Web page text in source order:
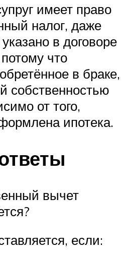
имеет право
налог, даже
в договоре
что
в браке,
собственностью
от того,
ипотека.
вычет
если: